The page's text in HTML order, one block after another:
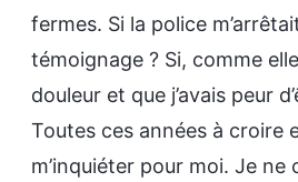
fermes. Si la police
témoignage ? Si, comme
douleur et que j’avais peur
Toutes ces années à croire
m’inquiéter pour moi. Je